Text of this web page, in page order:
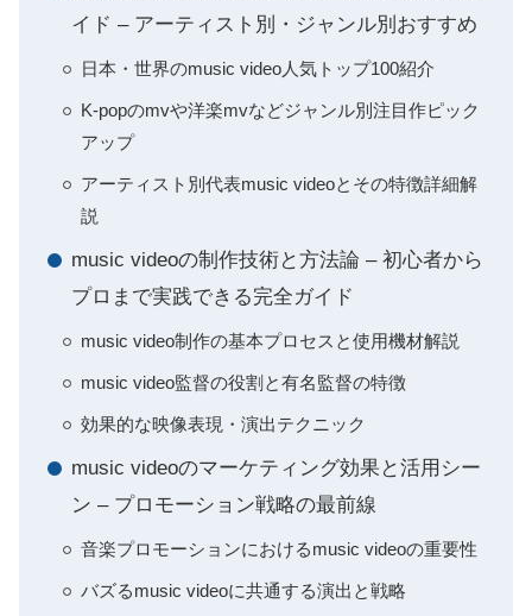
イド – アーティスト別・ジャンル別おすすめ
日本・世界のmusic video人気トップ100紹介
K-popのmvや洋楽mvなどジャンル別注目作ピック
アップ
アーティスト別代表music videoとその特徴詳細解
説
music videoの制作技術と方法論 – 初心者から
プロまで実践できる完全ガイド
music video制作の基本プロセスと使用機材解説
music video監督の役割と有名監督の特徴
効果的な映像表現・演出テクニック
music videoのマーケティング効果と活用シー
ン – プロモーション戦略の最前線
音楽プロモーションにおけるmusic videoの重要性
バズるmusic videoに共通する演出と戦略